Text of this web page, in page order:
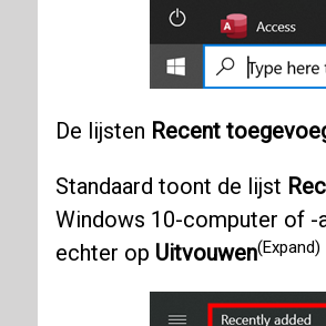
De lijsten Recent
Standaard toont de lijst
Windows 10-computer of -
echter op Uitvouwen(Expand)